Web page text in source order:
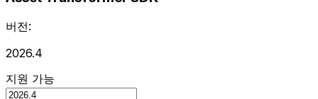
버전:
2026.4
지원 가능